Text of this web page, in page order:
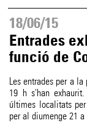
18/06/15
Entrades
funció de
Les entrades per a
19 h s'han
últimes localitats
per al diumenge 21